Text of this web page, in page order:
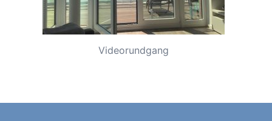
Videorundgang